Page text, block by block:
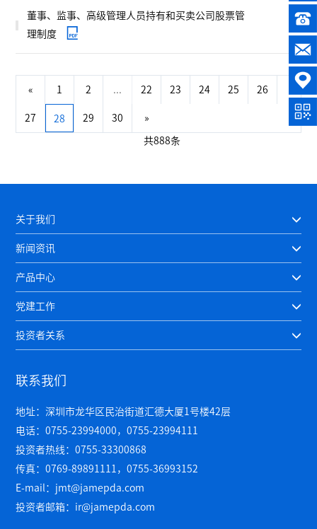
董事、监事、高级管理人员持有和买卖公司股票管
理制度
« 1 2 ... 22 23 24 25 26
27 28 29 30 »
共888条
关于我们
新闻资讯
产品中心
党建工作
投资者关系
联系我们
地址：深圳市龙华区民治街道汇德大厦1号楼42层
电话：0755-23994000，0755-23994111
投资者热线：0755-33300868
传真：0769-89891111，0755-36993152
E-mail：jmt@jamepda.com
投资者邮箱：ir@jamepda.com